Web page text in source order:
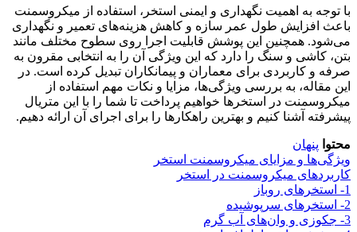
با توجه به اهمیت نگهداری و ایمنی استخر، استفاده از میکروسمنت
باعث افزایش طول عمر سازه و کاهش هزینه‌های تعمیر و نگهداری
می‌شود. همچنین این پوشش قابلیت اجرا روی سطوح مختلف مانند
بتن، کاشی و سنگ را دارد که این ویژگی آن را به انتخابی مقرون به
صرفه و کاربردی برای معماران و پیمانکاران تبدیل کرده است. در
این مقاله، به بررسی ویژگی‌ها، مزایا و نکات مهم استفاده از
میکروسمنت در استخرها خواهیم پرداخت تا شما را با این متریال
پیشرفته آشنا کنیم و بهترین راهکارها را برای اجرای آن ارائه دهیم.
محتوا پنهان
ویژگی‌ها و مزایای میکروسمنت استخر
کاربردهای میکروسمنت در استخر
1- استخرهای روباز
2- استخرهای سرپوشیده
3- جکوزی و وان‌های آب گرم